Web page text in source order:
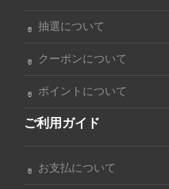
抽選について
クーポンについて
ポイントについて
ご利用ガイド
お支払について